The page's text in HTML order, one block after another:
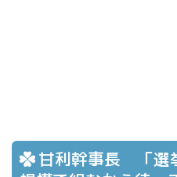
甘利幹事長 「選